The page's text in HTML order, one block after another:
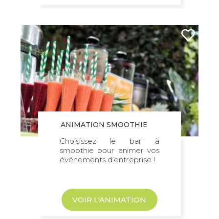
De plus, le Do It Yourself est en général
particulièrement apprécié. Faire son
propre smoothie à la seule force des
jambes est donc une activité ludique qui
attirera les participants tout en leur
proposant un challenge sportif. Les vélos
que nous installons sont toujours en
excellent état afin de garantir un
amusement lors de l’animation sans
problème technique.
Des pratiques plus responsables
écoresponsable ! Vous pourrez ainsi
sensibiliser vos collaborateurs
subtilement aux bonnes pratiques en
ANIMATION SMOOTHIE
Choisissez le bar à
smoothie pour animer vos
événements d’entreprise !
VOIR L'ANIMATION